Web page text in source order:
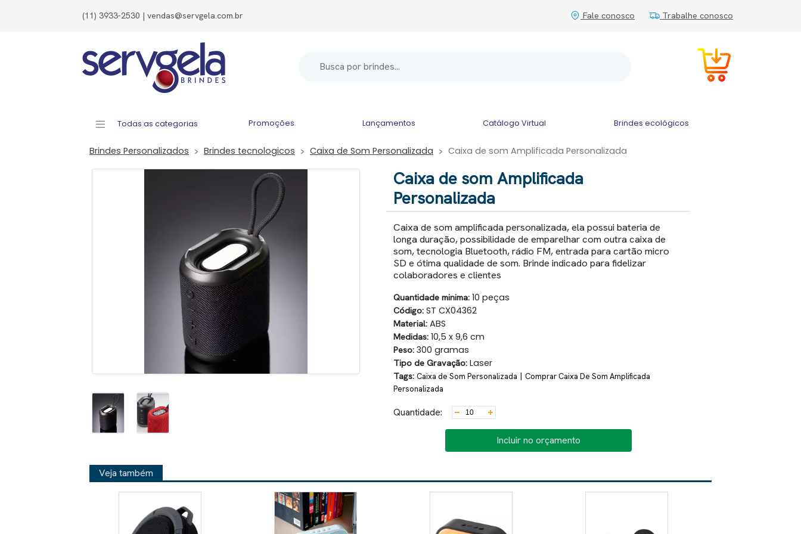
(11) 3933-2530 | vendas@servgela.com.br Fale conosco Trabalhe conosco
Todas as categorias Promoções Lançamentos Catálogo Virtual Brindes ecológicos
Brindes Personalizados Brindes tecnologicos Caixa de Som Personalizada Caixa de som Amplificada Personalizada
Caixa de som Amplificada
Personalizada
Caixa de som amplificada personalizada, ela possui bateria de
longa duração, possibilidade de emparelhar com outra caixa de
som, tecnologia Bluetooth, rádio FM, entrada para cartão micro
SD e ótima qualidade de som. Brinde indicado para fidelizar
colaboradores e clientes
Quantidade minima: 10 peças
Código: ST CX04362
Material: ABS
Medidas: 10,5 x 9,6 cm
Peso: 300 gramas
Tipo de Gravação: Laser
Tags: Caixa de Som Personalizada | Comprar Caixa De Som Amplificada
Personalizada
Quantidade:
Incluir no orçamento
Veja também